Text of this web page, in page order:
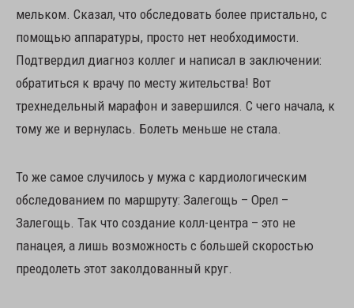
мельком. Сказал, что обследовать более пристально, с
помощью аппаратуры, просто нет необходимости.
Подтвердил диагноз коллег и написал в заключении:
обратиться к врачу по месту жительства! Вот
трехнедельный марафон и завершился. С чего начала, к
тому же и вернулась. Болеть меньше не стала.
То же самое случилось у мужа с кардиологическим
обследованием по маршруту: Залегощь – Орел –
Залегощь. Так что создание колл-центра – это не
панацея, а лишь возможность с большей скоростью
преодолеть этот заколдованный круг.